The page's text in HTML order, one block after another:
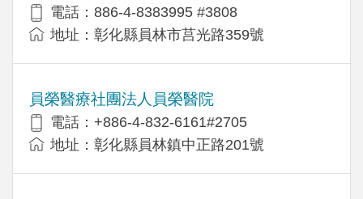
電話：886-4-8383995 #3808
地址：彰化縣員林市莒光路359號
員榮醫療社團法人員榮醫院
電話：+886-4-832-6161#2705
地址：彰化縣員林鎮中正路201號